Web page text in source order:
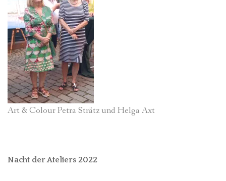
Art & Colour Petra Strätz und Helga Axt
Nacht der Ateliers 2022